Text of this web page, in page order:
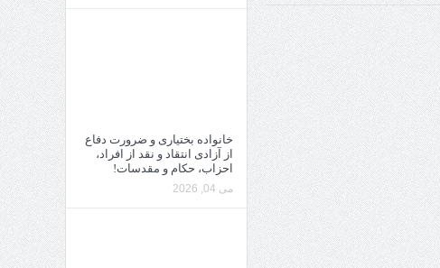
خانواده بختیاری و ضرورت دفاع
از آزادی انتقاد و نقد از افراد،
احزاب، حکام و مقدسات!
می 04, 2026